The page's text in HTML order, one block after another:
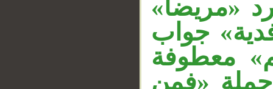
«مريضا»
جواب
معطوفة
«فمن